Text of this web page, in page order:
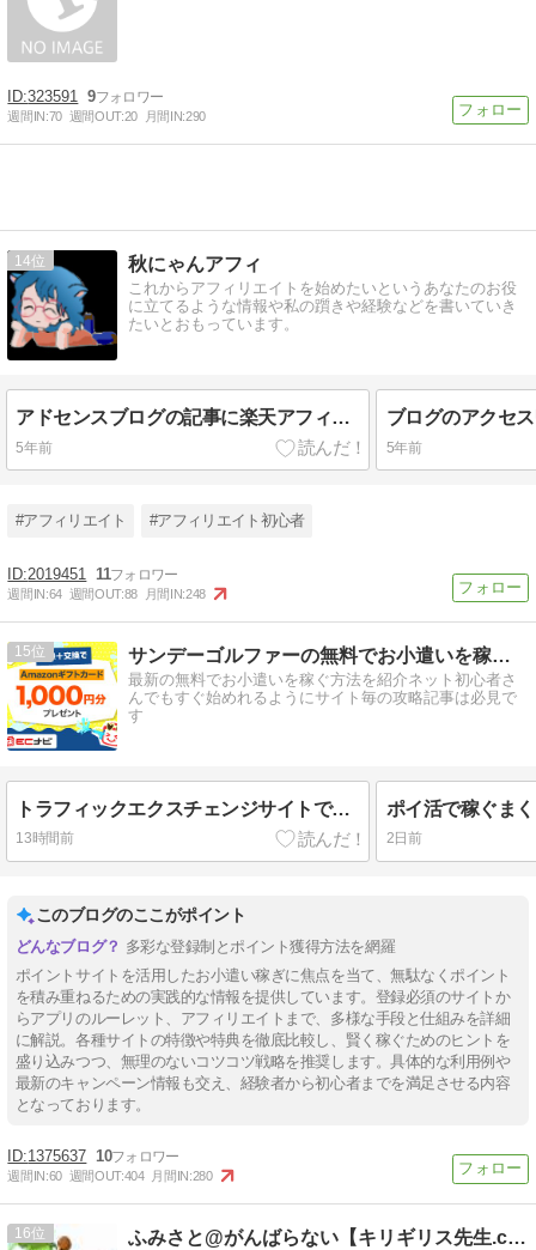
323591 9
週間IN:70 週間OUT:20 月間IN:290
14 秋にゃんアフィ
これからアフィリエイトを始めたいというあなたのお役
に立てるような情報や私の躓きや経験などを書いていき
たいとおもっています。
アドセンスブログの記事に楽天アフィリエイトを絡める！
5年前 5年前
#アフィリエイト #アフィリエイト初心者
2019451 11
週間IN:64 週間OUT:88 月間IN:248
15 サンデーゴルファーの無料でお小遣いを稼ぐ方法
最新の無料でお小遣いを稼ぐ方法を紹介ネット初心者さ
んでもすぐ始めれるようにサイト毎の攻略記事は必見で
す
トラフィックエクスチェンジサイトでポイ活
13時間前 2日前
このブログのここがポイント
多彩な登録制とポイント獲得方法を網羅
ポイントサイトを活用したお小遣い稼ぎに焦点を当て、無駄なくポイント
を積み重ねるための実践的な情報を提供しています。登録必須のサイトか
らアプリのルーレット、アフィリエイトまで、多様な手段と仕組みを詳細
に解説。各種サイトの特徴や特典を徹底比較し、賢く稼ぐためのヒントを
盛り込みつつ、無理のないコツコツ戦略を推奨します。具体的な利用例や
最新のキャンペーン情報も交え、経験者から初心者までを満足させる内容
となっております。
1375637 10
週間IN:60 週間OUT:404 月間IN:280
16 ふみさと@がんばらない【キリギリス先生.com】